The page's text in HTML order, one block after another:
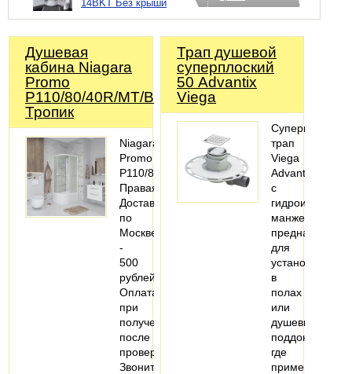
14BKT Без крыши
Душевая
кабина Niagara
Promo
P110/80/40R/MT/BKT
Тропик
Niagara
Promo
P110/80/40R/MT/BKT
Правая
Доставка
по
Москве
-
500
рублей
Оплата
при
получении,
после
проверки
Звоните
Трап душевой
суперплоский
50 Advantix
Viega
Суперплоский
трап
Viega
Advantix
с
манжетой
предназначен
для
установки
в
полах
или
душевых
поддонах
где
применяется